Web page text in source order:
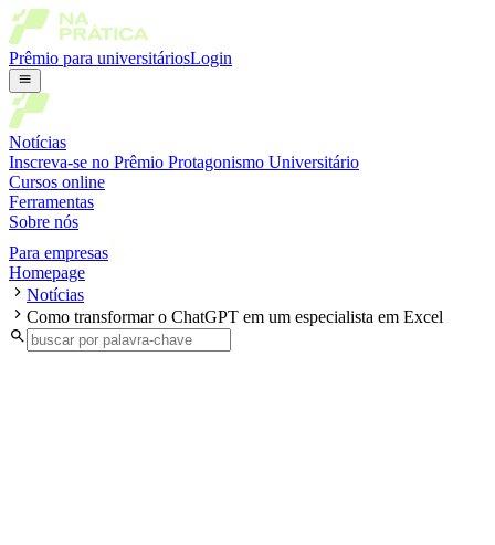
Prêmio para universitáriosLogin
Notícias
Inscreva-se no Prêmio Protagonismo Universitário
Cursos online
Ferramentas
Sobre nós
Para empresas
Homepage
Notícias
Como transformar o ChatGPT em um especialista em Excel